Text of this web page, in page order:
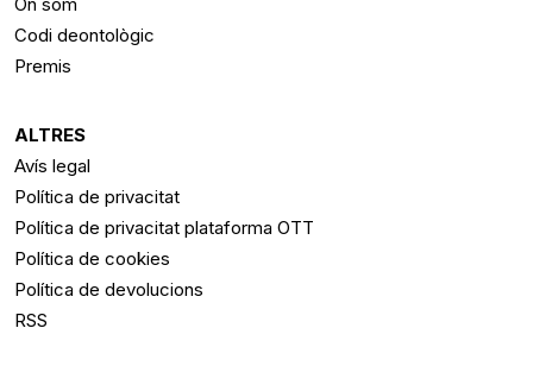
On som
Codi deontològic
Premis
ALTRES
Avís legal
Política de privacitat
Política de privacitat plataforma OTT
Política de cookies
Política de devolucions
RSS